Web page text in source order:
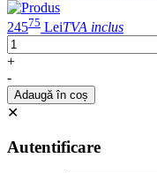
24575 LeiTVA inclus
+
-
Adaugă în coș
✕
Autentificare